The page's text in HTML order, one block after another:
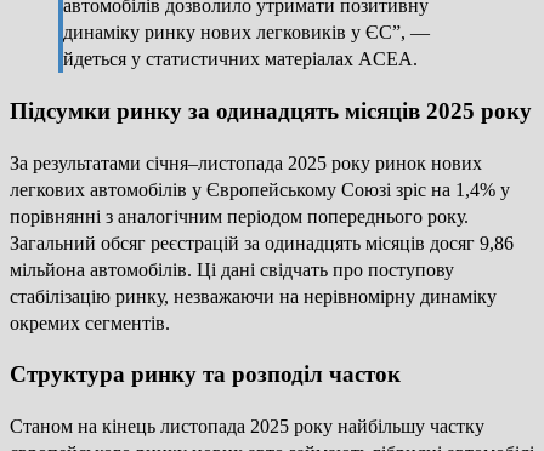
автомобілів дозволило утримати позитивну
динаміку ринку нових легковиків у ЄС”, —
йдеться у статистичних матеріалах ACEA.
Підсумки ринку за одинадцять місяців 2025 року
За результатами січня–листопада 2025 року ринок нових
легкових автомобілів у Європейському Союзі зріс на 1,4% у
порівнянні з аналогічним періодом попереднього року.
Загальний обсяг реєстрацій за одинадцять місяців досяг 9,86
мільйона автомобілів. Ці дані свідчать про поступову
стабілізацію ринку, незважаючи на нерівномірну динаміку
окремих сегментів.
Структура ринку та розподіл часток
Станом на кінець листопада 2025 року найбільшу частку